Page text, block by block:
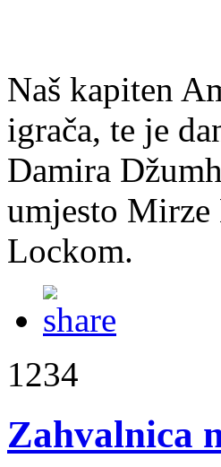
Naš kapiten
igrača, te je
Damira
umjesto Mirze
Lockom.
1234
Zahvalnica